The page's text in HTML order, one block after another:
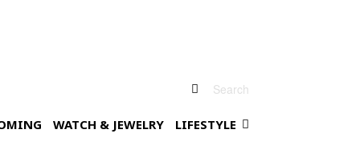
Search
WATCH & JEWELRY LIFESTYLE